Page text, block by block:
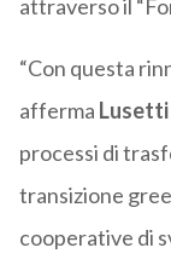
attraverso il
“Con questa
afferma Lusetti
processi di
transizione
cooperative di